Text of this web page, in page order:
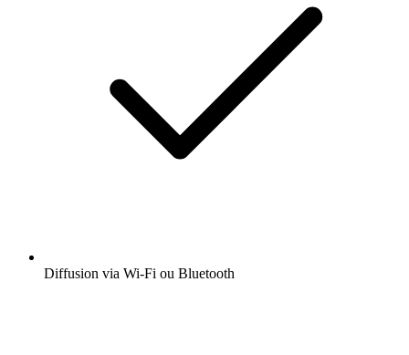
Diffusion via Wi-Fi ou Bluetooth